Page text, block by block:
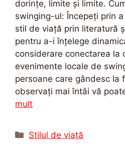
dorințe, limite și limite.
swinging-ul: Începeți prin
stil de viață prin literatură
pentru a-i înțelege
considerare conectarea la
evenimente locale de
persoane care gândesc la
observați mai întâi vă
mult
Categorii
Stilul de viață